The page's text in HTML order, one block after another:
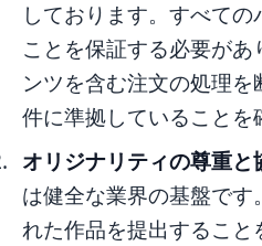
しております。すべて
ことを保証する必要が
ンツを含む注文の処理
件に準拠していることを
オリジナリティの尊重
は健全な業界の基盤で
れた作品を提出するこ